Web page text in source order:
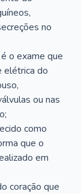
no
o exame que
elétrica do
ou nas
como
que o
em
coração que